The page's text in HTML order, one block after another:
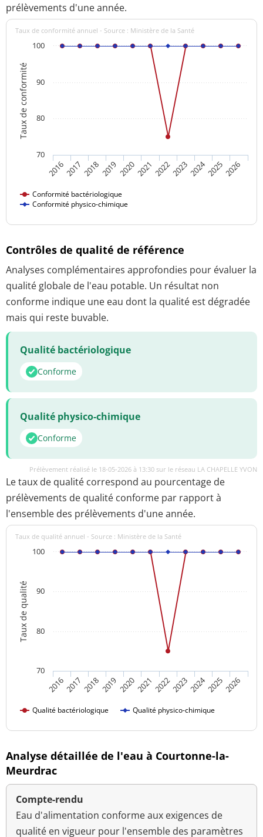
prélèvements d'une année.
Taux de conformité
Taux de conformité annuel - Source : Ministère de la Santé
Conformité bactériologique
Conformité physico-chimique
20162017 201820192020202120222023202420252026
70
80
90
100
Contrôles de qualité de référence
Analyses complémentaires approfondies pour évaluer la
qualité globale de l'eau potable. Un résultat non
conforme indique une eau dont la qualité est dégradée
mais qui reste buvable.
Qualité bactériologique
Conforme
Qualité physico-chimique
Conforme
Prélèvement réalisé le 18-05-2026 à 13:30 sur le réseau LA CHAPELLE YVON
Le taux de qualité correspond au pourcentage de
prélèvements de qualité conforme par rapport à
l'ensemble des prélèvements d'une année.
Taux de qualité
Taux de qualité annuel - Source : Ministère de la Santé
Qualité bactériologique Qualité physico-chimique
20162017 201820192020202120222023202420252026
70
80
90
100
Analyse détaillée de l'eau à Courtonne-la-
Meurdrac
Compte-rendu
Eau d'alimentation conforme aux exigences de
qualité en vigueur pour l'ensemble des paramètres